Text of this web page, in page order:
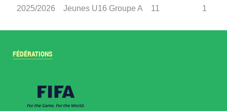
2025/2026 Jeunes U16 Groupe A 11 1
FÉDÉRATIONS